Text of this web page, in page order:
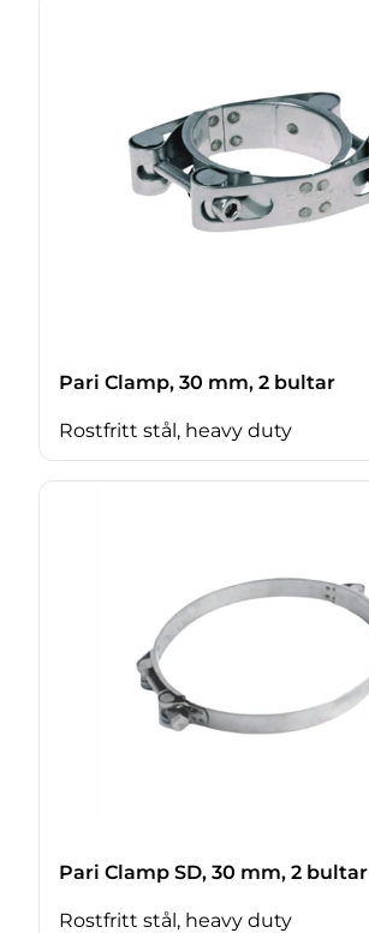
Pari Clamp, 30 mm, 2 bultar
Rostfritt stål, heavy duty
Pari Clamp SD, 30 mm, 2 bultar
Rostfritt stål, heavy duty